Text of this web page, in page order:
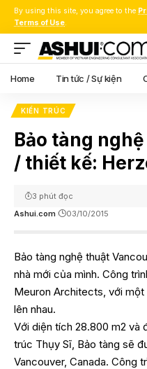
By using this site, you agree to the
Terms of Use.
Home Tin tức / Sự kiện
KIẾN TRÚC
Bảo tàng
/ thiết kế:
Ashui.com 03/10/2015
3 phút đọc
Bảo tàng nghệ thuật
nhà mới của mình. Công
Meuron Architects, với
lên nhau.
Với diện tích 28.800 m2 và
trúc Thụy Sĩ, Bảo tàng sẽ
Vancouver, Canada. Công